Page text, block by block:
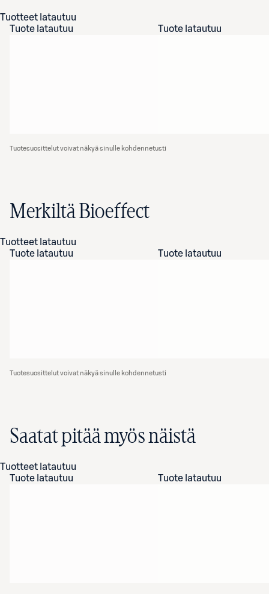
Tuotteet latautuu
Tuote latautuu
Tuote latautuu
Tuotesuosittelut voivat näkyä sinulle kohdennetusti
Merkiltä Bioeffect
Tuotteet latautuu
Tuote latautuu
Tuote latautuu
Tuotesuosittelut voivat näkyä sinulle kohdennetusti
Saatat pitää myös näistä
Tuotteet latautuu
Tuote latautuu
Tuote latautuu